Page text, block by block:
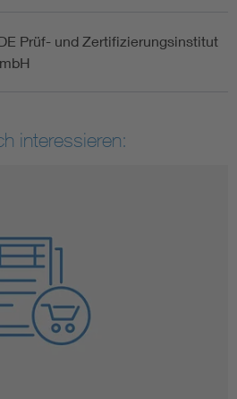
Prüf- und Zertifizierungsinstitut
interessieren: